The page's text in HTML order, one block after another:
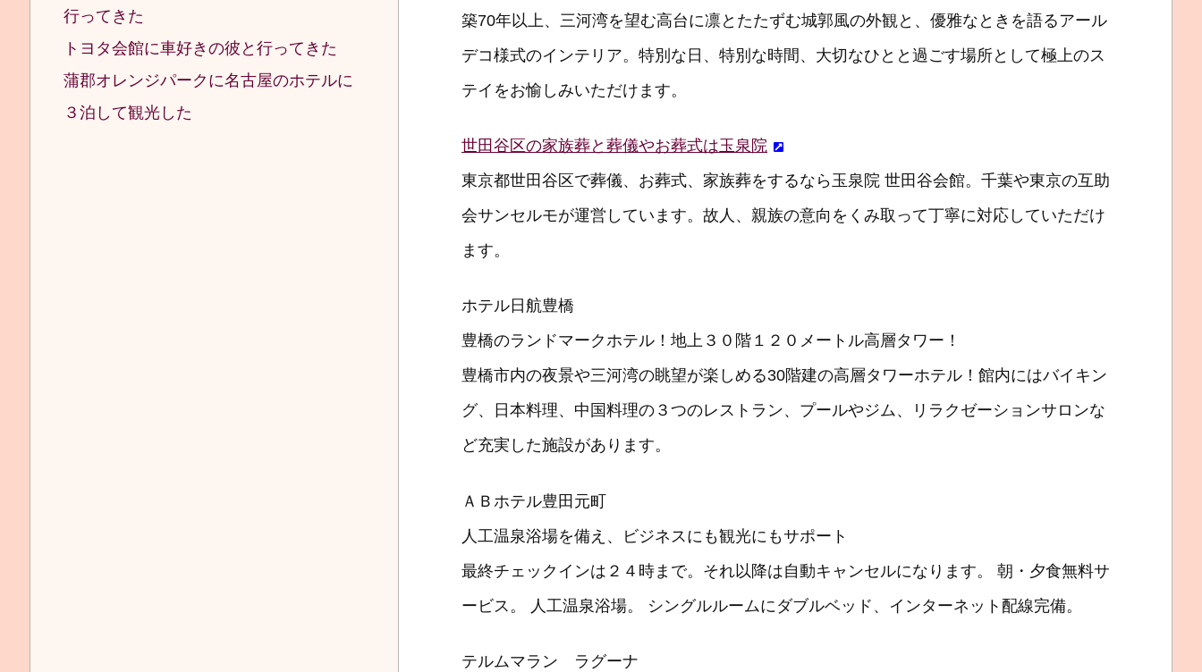
築70年以上、三河湾を望む高台に凛とたたずむ城郭風の外観と、優雅なときを語るアール
デコ様式のインテリア。特別な日、特別な時間、大切なひとと過ごす場所として極上のス
テイをお愉しみいただけます。
世田谷区の家族葬と葬儀やお葬式は玉泉院
東京都世田谷区で葬儀、お葬式、家族葬をするなら玉泉院 世田谷会館。千葉や東京の互助
会サンセルモが運営しています。故人、親族の意向をくみ取って丁寧に対応していただけ
ます。
ホテル日航豊橋
豊橋のランドマークホテル！地上３０階１２０メートル高層タワー！
豊橋市内の夜景や三河湾の眺望が楽しめる30階建の高層タワーホテル！館内にはバイキン
グ、日本料理、中国料理の３つのレストラン、プールやジム、リラクゼーションサロンな
ど充実した施設があります。
ＡＢホテル豊田元町
人工温泉浴場を備え、ビジネスにも観光にもサポート
最終チェックインは２４時まで。それ以降は自動キャンセルになります。 朝・夕食無料サ
ービス。 人工温泉浴場。 シングルルームにダブルベッド、インターネット配線完備。
テルムマラン ラグーナ
行ってきた
トヨタ会館に車好きの彼と行ってきた
蒲郡オレンジパークに名古屋のホテルに
３泊して観光した